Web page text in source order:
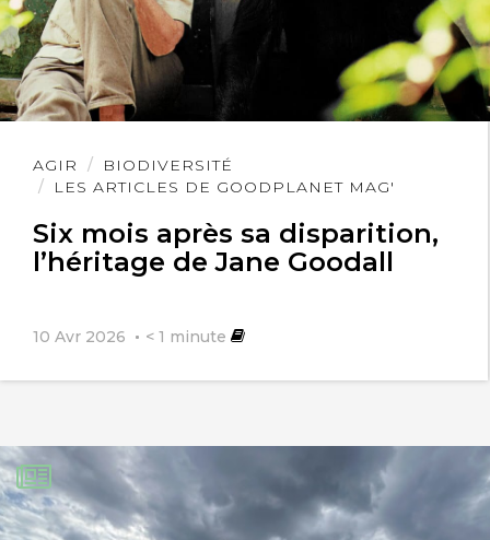
AGIR
BIODIVERSITÉ
LES ARTICLES DE GOODPLANET MAG'
Six mois après sa disparition,
l’héritage de Jane Goodall
10 Avr 2026 < 1 minute
Lire
l'article